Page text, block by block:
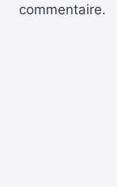
commentaire.